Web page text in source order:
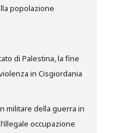
popolazione
di Palestina, la fine
in Cisgiordania
militare della guerra in
occupazione